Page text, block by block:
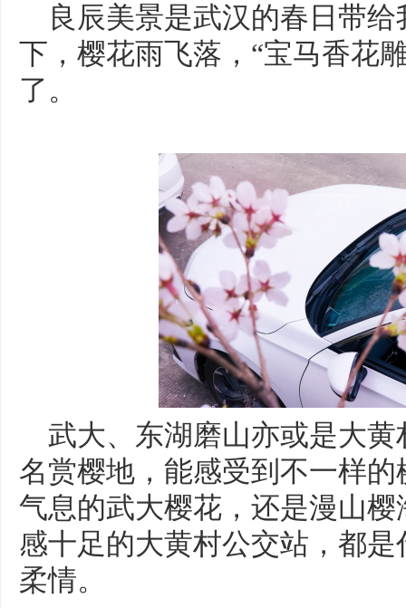
良辰美景是武汉的春日带
下，樱花雨飞落，“宝马香花
了。
武大、东湖磨山亦或是大
名赏樱地，能感受到不一样
气息的武大樱花，还是漫山
感十足的大黄村公交站，都
柔情。